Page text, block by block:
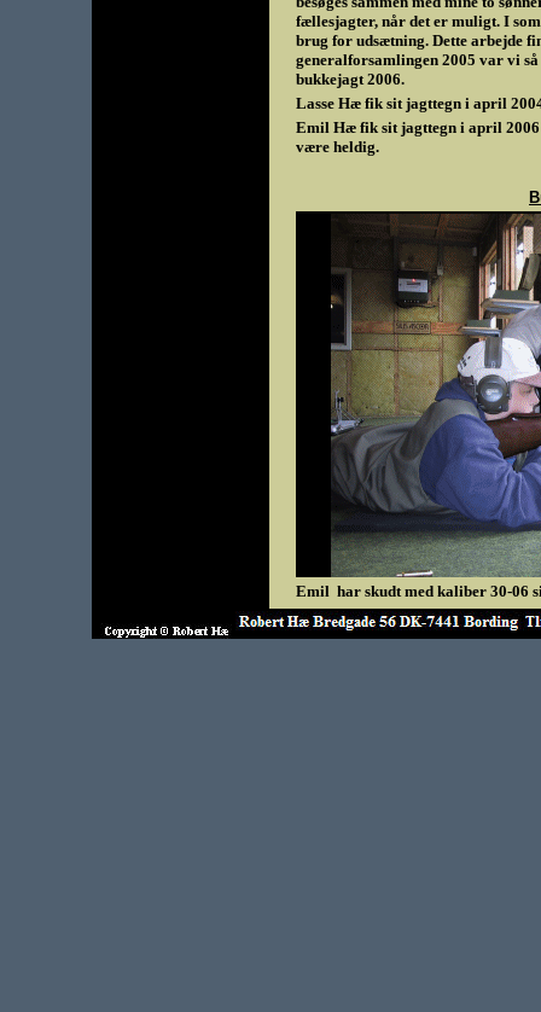
fællesjagter, når det er muligt. I
brug for udsætning. Dette arbejde
generalforsamlingen 2005 var vi
bukkejagt 2006.
Lasse Hæ fik sit jagttegn i april
Emil Hæ fik sit jagttegn i april 2006
være heldig.
Emil har skudt med kaliber 30-06